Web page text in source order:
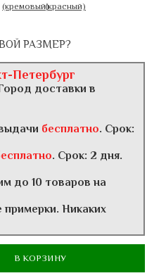
РАЗМЕР?
Петербург
доставки в
бесплатно. Срок:
. Срок: 2 дня.
до 10 товаров на
Никаких
В КОРЗИНУ